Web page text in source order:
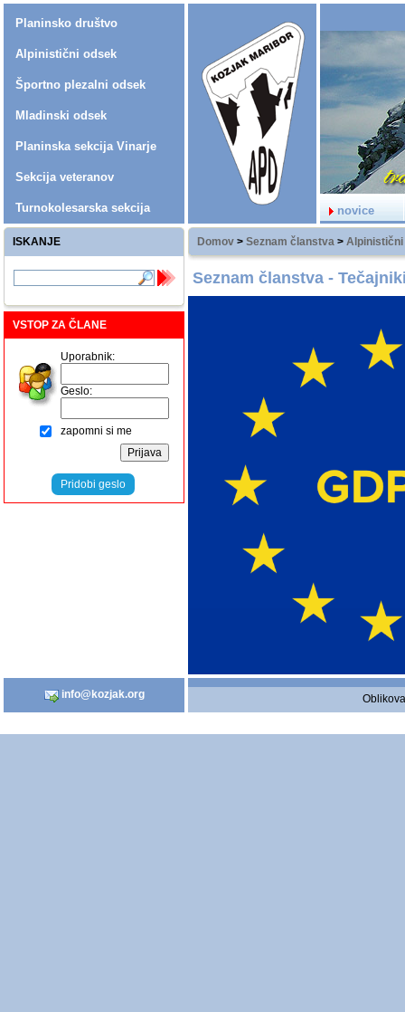
Planinsko društvo
Alpinistični odsek
Športno plezalni odsek
Mladinski odsek
Planinska sekcija Vinarje
Sekcija veteranov
Turnokolesarska sekcija novice
ISKANJE
VSTOP ZA ČLANE
Uporabnik:
Geslo:
zapomni si me
Pridobi geslo
Domov > Seznam članstva > Alpinistični
Seznam članstva -
info@kozjak.org